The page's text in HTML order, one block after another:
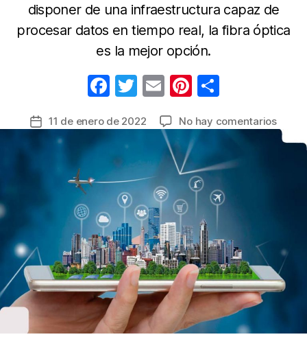
disponer de una infraestructura capaz de
procesar datos en tiempo real, la fibra óptica
es la mejor opción.
F
c
e
b
o
o
k
T
itt
E
ail
Pi
er
e
st
m
ar
tir
Fecha11 de enero de 2022 No hay comentariosen
Cinco
que
en